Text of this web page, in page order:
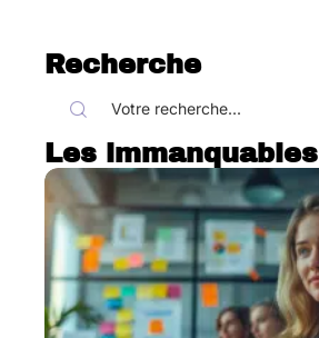
Recherche
Les immanquables